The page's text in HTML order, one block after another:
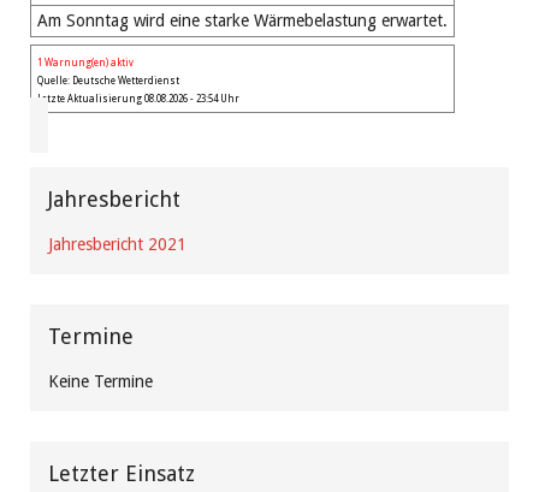
Am Sonntag wird eine starke Wärmebelastung erwartet.
1 Warnung(en) aktiv
Quelle: Deutsche Wetterdienst
Letzte Aktualisierung 08.08.2026 - 23:54 Uhr
Jahresbericht
Jahresbericht 2021
Termine
Keine Termine
Letzter Einsatz